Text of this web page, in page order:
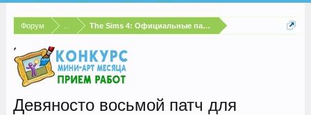
Форум The Sims 4: Официальные патчи и бесплатные
Девяносто восьмой патч для